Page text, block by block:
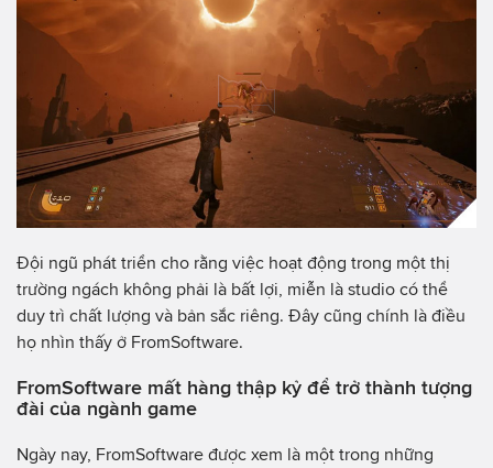
Đội ngũ phát triển cho rằng việc hoạt động trong một thị
trường ngách không phải là bất lợi, miễn là studio có thể
duy trì chất lượng và bản sắc riêng. Đây cũng chính là điều
họ nhìn thấy ở FromSoftware.
FromSoftware mất hàng thập kỷ để trở thành tượng
đài của ngành game
Ngày nay, FromSoftware được xem là một trong những